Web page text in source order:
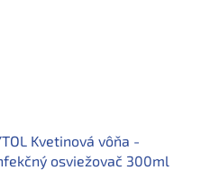
Kvetinová vôňa -
osviežovač 300ml